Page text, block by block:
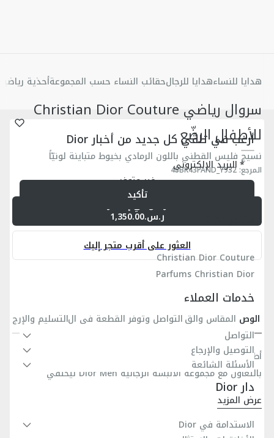
سروال رياضي Christian Dior Couture
للأطفال الرضّع
نسيج فليس القطني باللون الرمادي بخيوط متباينة لونيّاً
المرجع:
4SBK43PAND_Y932
غير متوفر
أرسل لي إشعاراً
ر.س.1,350.00
العثور على أقرب متجر إليك
الوص
ف
المقاس والقالتواصل وتوفر القطعة في الالتسليم والإرج
اع
بالتعاون مع مجموعة الألبسة الرجالية Dior Men ليحتفي
بمُصمّمي الدار. إنّه مصنوع من نسيج فليس القطني باللون
الرمادي بخيوط متباينة لونيّاً، ويتميّز بجيوب مائلة مع حزام مطاطي
وأطراف كاحل مضلّعة. يزدان السروال الرياضي المريح بتطريز
أسفل الجيب الأيسر
عرض المزيد
هدايا للنساءهدايا للرجالحقائب النساء حسب المجموعةأحذية
أرغب في تلقّي كل جديد من أخبار Dior
البريد الإلكتروني
تأكيد
Christian Dior Couture
Parfums Christian Dior
خدمات العملاء
التواصل
التوصيل والإرجاع
الأسئلة الشائعة
دار Dior
الاستدامة في Dior